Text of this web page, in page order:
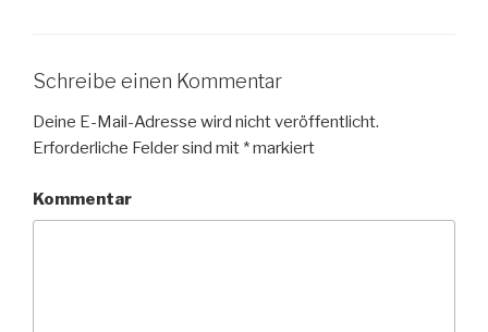
Schreibe einen Kommentar
Deine E-Mail-Adresse wird nicht veröffentlicht.
Erforderliche Felder sind mit *markiert
Kommentar